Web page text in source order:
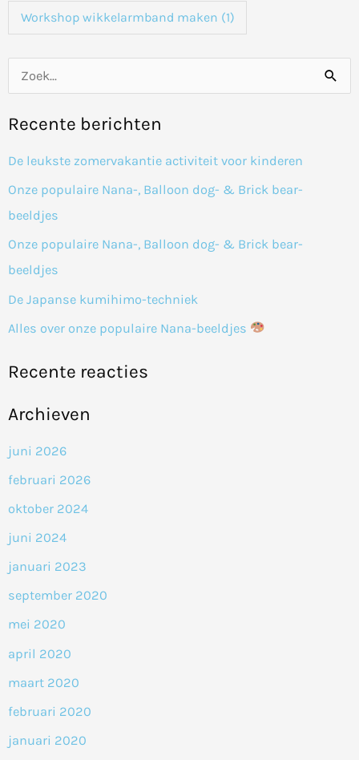
Workshop wikkelarmband maken (1)
e
k
n
a
Recente berichten
De leukste zomervakantie activiteit voor kinderen
Onze populaire Nana-, Balloon dog- & Brick bear-
beeldjes
Onze populaire Nana-, Balloon dog- & Brick bear-
beeldjes
De Japanse kumihimo-techniek
Alles over onze populaire Nana-beeldjes
Recente reacties
Archieven
juni 2026
februari 2026
oktober 2024
juni 2024
januari 2023
september 2020
mei 2020
april 2020
maart 2020
februari 2020
januari 2020